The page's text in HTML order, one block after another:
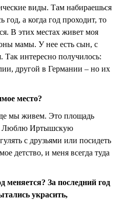
виды. Там набираешься
год, а когда год проходит, то
В этих местах живет моя
мамы. У нее есть сын, с
интересно получилось:
другой в Германии – но их
место?
мы живем. Это площадь
Люблю Иртышскую
с друзьями или посидеть
детство, и меня всегда туда
меняется? За последний год
украсить,